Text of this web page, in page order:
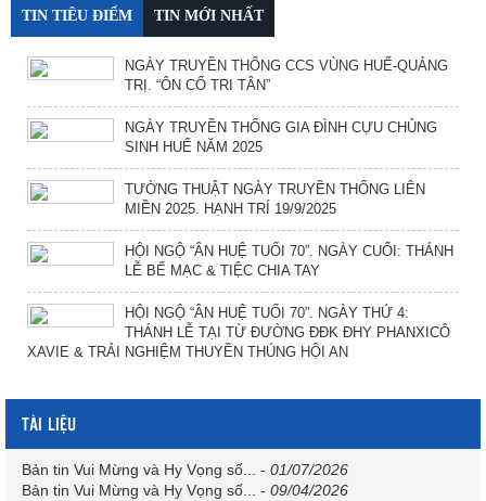
TIN TIÊU ĐIỂM TIN MỚI NHẤT
NGÀY TRUYỀN THỐNG CCS VÙNG HUẾ-QUẢNG
TRỊ. “ÔN CỐ TRI TÂN”
NGÀY TRUYỀN THỐNG GIA ĐÌNH CỰU CHỦNG
SINH HUẾ NĂM 2025
TƯỜNG THUẬT NGÀY TRUYỀN THỐNG LIÊN
MIỀN 2025. HẠNH TRÍ 19/9/2025
HỘI NGỘ “ÂN HUỆ TUỔI 70”. NGÀY CUỐI: THÁNH
LỄ BẾ MẠC & TIỆC CHIA TAY
HỘI NGỘ “ÂN HUỆ TUỔI 70”. NGÀY THỨ 4:
THÁNH LỄ TẠI TỪ ĐƯỜNG ĐĐK ĐHY PHANXICÔ
XAVIE & TRẢI NGHIỆM THUYỀN THÚNG HỘI AN
TÀI LIỆU
Bản tin Vui Mừng và Hy Vọng số... - 01/07/2026
Bản tin Vui Mừng và Hy Vọng số... - 09/04/2026